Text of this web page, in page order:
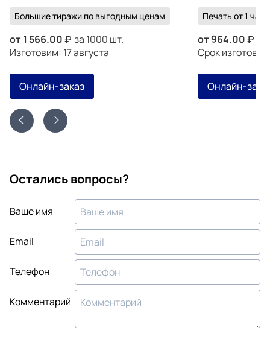
Большие тиражи по выгодным ценам
от 1 566.00
за 1000 шт.
Изготовим: 17 августа
Онлайн-заказ
Печать от 1 часа
от964.00
Срок
Онлайн-
Остались вопросы?
Ваше имя
Email
Телефон
Комментарий